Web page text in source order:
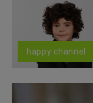
happy channel